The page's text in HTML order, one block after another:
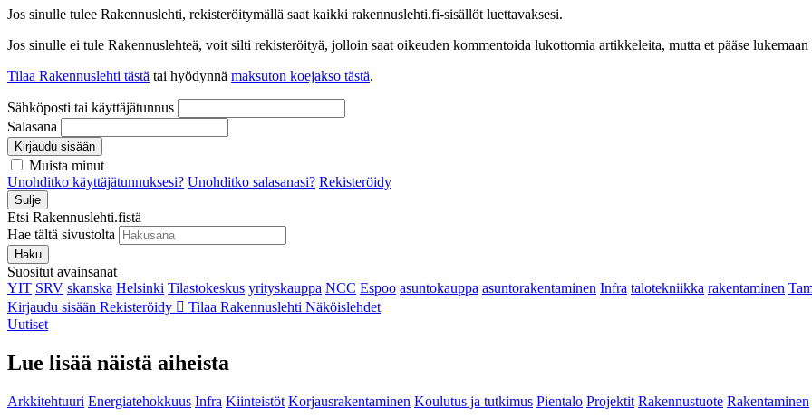
Jos sinulle tulee Rakennuslehti, rekisteröitymällä saat kaikki rakennuslehti.fi-sisällöt luettavaksesi.
Jos sinulle ei tule Rakennuslehteä, voit silti rekisteröityä, jolloin saat oikeuden kommentoida lukottomia artikkeleita, mutta et pääse
Tilaa Rakennuslehti tästä tai hyödynnä maksuton koejakso tästä.
Sähköposti tai käyttäjätunnus
Salasana
Kirjaudu sisään
Muista minut
Unohditko käyttäjätunnuksesi? Unohditko salasanasi? Rekisteröidy
Sulje
Etsi Rakennuslehti.fistä
Hae tältä sivustolta
Haku
Suositut avainsanat
YIT SRV skanska Helsinki Tilastokeskus yrityskauppa NCC Espoo asuntokauppa asuntorakentaminen Infra talotekniikka rakentaminen
Kirjaudu sisään Rekisteröidy Tilaa Rakennuslehti Näköislehdet
Uutiset
Lue lisää näistä aiheista
Arkkitehtuuri Energiatehokkuus Infra Kiinteistöt Korjausrakentaminen Koulutus ja tutkimus Pientalo Projektit Rakennustuote Rakentaminen